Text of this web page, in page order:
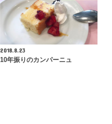
2018.8.23
10年振りのカンパーニュ